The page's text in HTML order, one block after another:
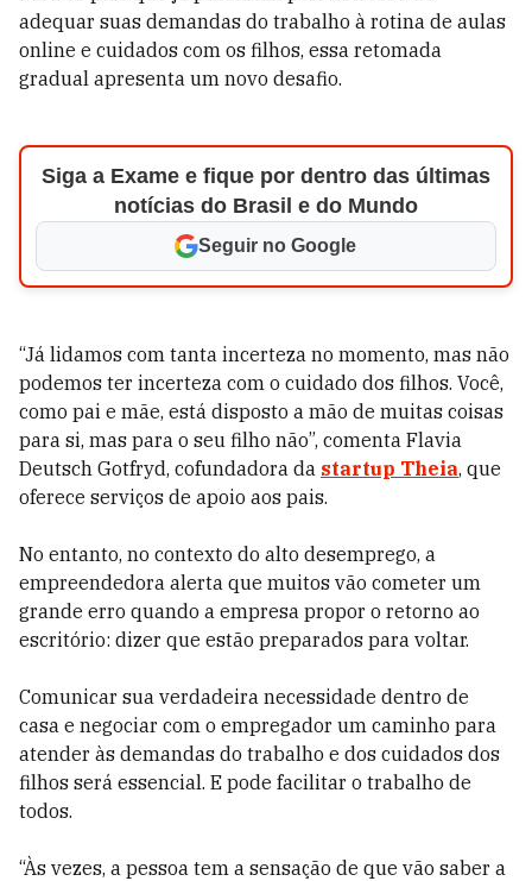
adequar suas demandas do trabalho à rotina de aulas
online e cuidados com os filhos, essa retomada
gradual apresenta um novo desafio.
Siga a Exame e fique por dentro das últimas
notícias do Brasil e do Mundo
Seguir no Google
“Já lidamos com tanta incerteza no momento, mas não
podemos ter incerteza com o cuidado dos filhos. Você,
como pai e mãe, está disposto a mão de muitas coisas
para si, mas para o seu filho não”, comenta Flavia
Deutsch Gotfryd, cofundadora da startup Theia, que
oferece serviços de apoio aos pais.
No entanto, no contexto do alto desemprego, a
empreendedora alerta que muitos vão cometer um
grande erro quando a empresa propor o retorno ao
escritório: dizer que estão preparados para voltar.
Comunicar sua verdadeira necessidade dentro de
casa e negociar com o empregador um caminho para
atender às demandas do trabalho e dos cuidados dos
filhos será essencial. E pode facilitar o trabalho de
todos.
“Às vezes, a pessoa tem a sensação de que vão saber a